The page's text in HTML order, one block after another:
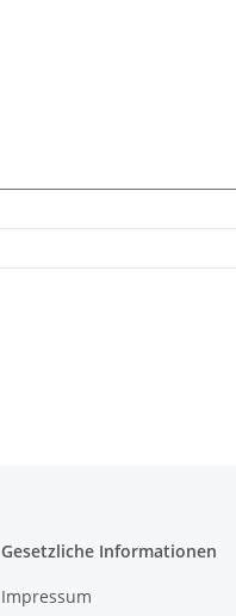
Gesetzliche Informationen
Impressum